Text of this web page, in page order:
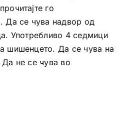
го
Да се чува надвор од
Употребливо 4 седмици
шишенцето. Да се чува на
не се чува во